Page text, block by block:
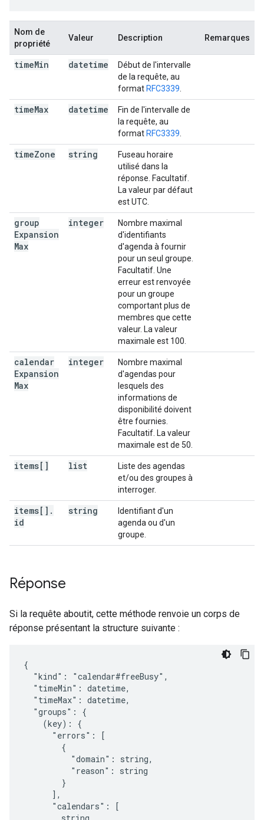
Nom de
propriété
Valeur Description Remarques
timeMin datetime
Début de l'intervalle
de la requête, au
format RFC3339
timeMax datetime
Fin de l'intervalle de
la requête, au
format RFC3339
timeZone string
Fuseau horaire
utilisé dans la
réponse. Facultatif.
La valeur par défaut
est UTC.
group
Expansion
Max
integer
Nombre maximal
d'identifiants
d'agenda à fournir
pour un seul groupe.
Facultatif. Une
erreur est renvoyée
pour un groupe
comportant plus de
membres que cette
valeur. La valeur
maximale est 100.
calendar
Expansion
Max
integer
Nombre maximal
d'agendas pour
lesquels des
informations de
disponibilité doivent
être fournies.
Facultatif. La valeur
maximale est de 50.
items[] list
Liste des agendas
et/ou des groupes à
interroger.
items[] .
id
string
Identifiant d'un
agenda ou d'un
groupe.
Réponse
Si la requête aboutit, cette méthode renvoie un corps de
réponse présentant la structure suivante :
{
  "kind": "calendar#freeBusy",
  "timeMin":
datetime,
  "timeMax":
datetime,
  "groups": {
(key) : {
      "errors": [
        {
          "domain":
string,
          "reason":
string
        }
      ],
      "calendars": [